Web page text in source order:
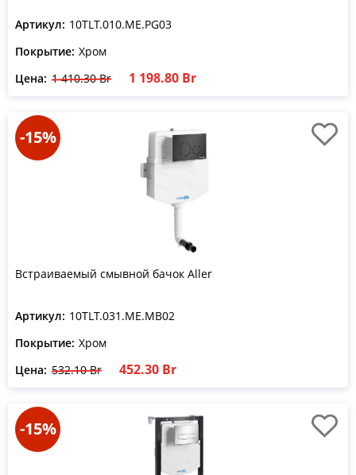
Артикул: 10TLT.010.ME.PG03
Покрытие: Хром
Цена: 1 410.30 Br 1 198.80 Br
-15%
Встраиваемый смывной бачок Aller
Артикул: 10TLT.031.ME.MB02
Покрытие: Хром
Цена: 532.10 Br 452.30 Br
-15%